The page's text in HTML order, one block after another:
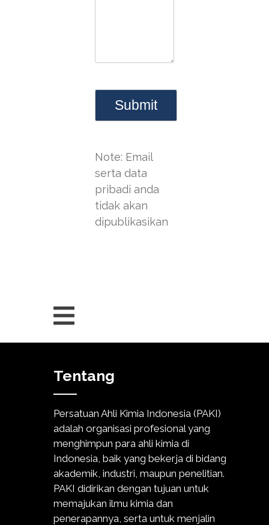
Note: Email
serta data
pribadi anda
tidak akan
dipublikasikan
Tentang
Persatuan Ahli Kimia Indonesia (PAKI)
adalah organisasi profesional yang
menghimpun para ahli kimia di
Indonesia, baik yang bekerja di bidang
akademik, industri, maupun penelitian.
PAKI didirikan dengan tujuan untuk
memajukan ilmu kimia dan
penerapannya, serta untuk menjalin